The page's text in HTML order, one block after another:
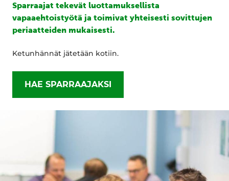
Sparraajat tekevät luottamuksellista
vapaaehtoistyötä ja toimivat yhteisesti sovittujen
periaatteiden mukaisesti.
Ketunhännät jätetään kotiin.
HAE SPARRAAJAKSI